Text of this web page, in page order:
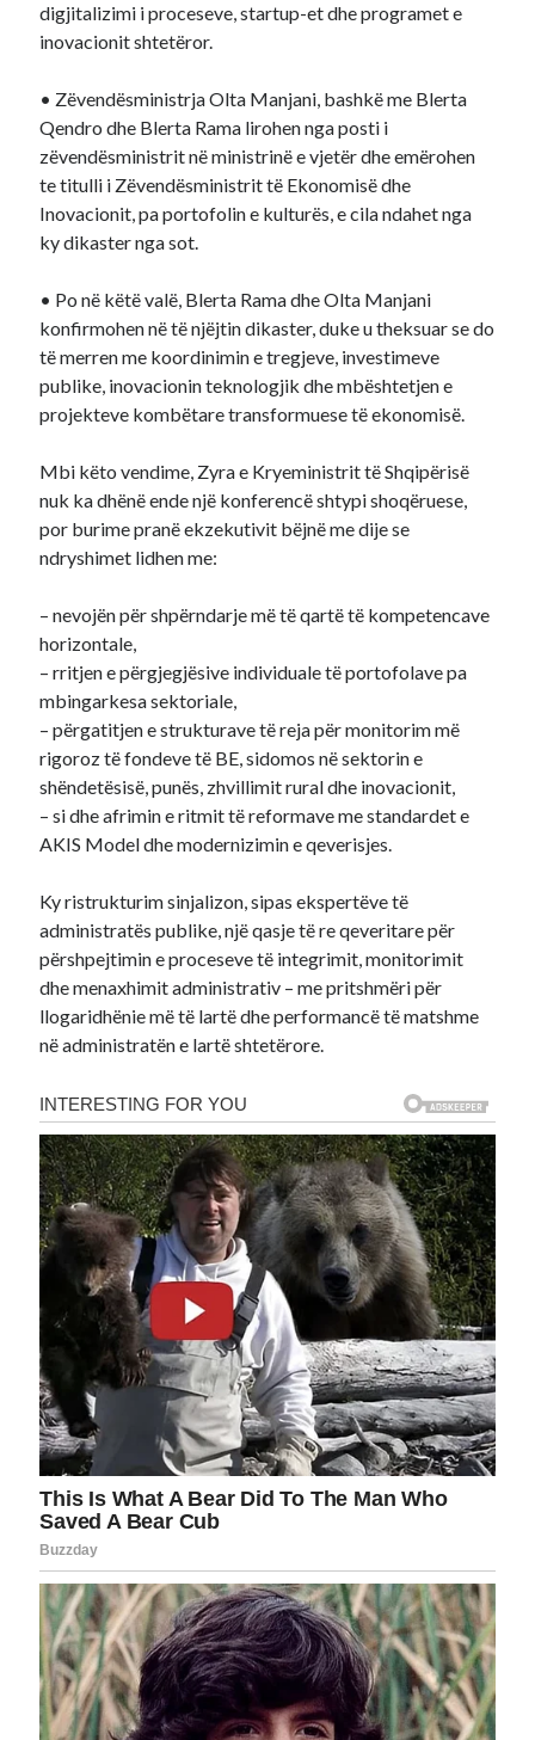
digjitalizimi i proceseve, startup-et dhe programet e
inovacionit shtetëror.
• Zëvendësministrja Olta Manjani, bashkë me Blerta
Qendro dhe Blerta Rama lirohen nga posti i
zëvendësministrit në ministrinë e vjetër dhe emërohen
te titulli i Zëvendësministrit të Ekonomisë dhe
Inovacionit, pa portofolin e kulturës, e cila ndahet nga
ky dikaster nga sot.
• Po në këtë valë, Blerta Rama dhe Olta Manjani
konfirmohen në të njëjtin dikaster, duke u theksuar se do
të merren me koordinimin e tregjeve, investimeve
publike, inovacionin teknologjik dhe mbështetjen e
projekteve kombëtare transformuese të ekonomisë.
Mbi këto vendime, Zyra e Kryeministrit të Shqipërisë
nuk ka dhënë ende një konferencë shtypi shoqëruese,
por burime pranë ekzekutivit bëjnë me dije se
ndryshimet lidhen me:
– nevojën për shpërndarje më të qartë të kompetencave
horizontale,
– rritjen e përgjegjësive individuale të portofolave pa
mbingarkesa sektoriale,
– përgatitjen e strukturave të reja për monitorim më
rigoroz të fondeve të BE, sidomos në sektorin e
shëndetësisë, punës, zhvillimit rural dhe inovacionit,
– si dhe afrimin e ritmit të reformave me standardet e
AKIS Model dhe modernizimin e qeverisjes.
Ky ristrukturim sinjalizon, sipas ekspertëve të
administratës publike, një qasje të re qeveritare për
përshpejtimin e proceseve të integrimit, monitorimit
dhe menaxhimit administrativ – me pritshmëri për
llogaridhënie më të lartë dhe performancë të matshme
në administratën e lartë shtetërore.